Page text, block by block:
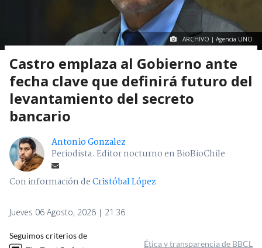
ARCHIVO | Agencia UNO
Castro emplaza al Gobierno ante
fecha clave que definirá futuro del
levantamiento del secreto
bancario
Antonio Gonzalez
Periodista. Editor nocturno en BioBioChile
Con información deCristóbal López
Jueves 06 Agosto, 2026 | 21:36
Seguimos criterios de
Ética y transparencia de BBCL